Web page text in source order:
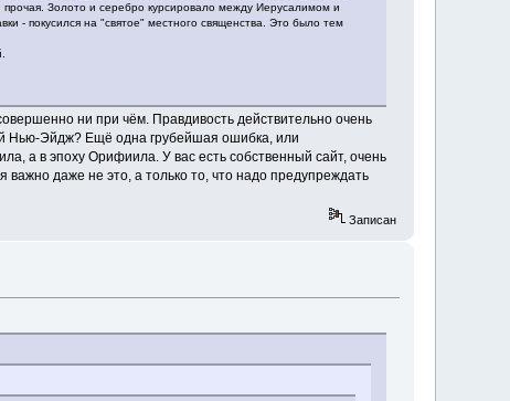
Золото и серебро курсировало между Иерусалимом и
- покусился на "святое" местного священства. Это было тем
ни при чём. Правдивость действительно очень
Нью-Эйдж? Ещё одна грубейшая ошибка, или
а в эпоху Орифиила. У вас есть собственный сайт, очень
даже не это, а только то, что надо предупреждать
Записан